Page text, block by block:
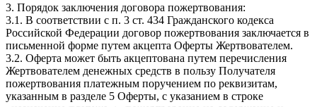
3. Порядок заключения договора пожертвования:
3.1. В соответствии с п. 3 ст. 434 Гражданского кодекса
Российской Федерации договор пожертвования заключается в
письменной форме путем акцепта Оферты Жертвователем.
3.2. Оферта может быть акцептована путем перечисления
Жертвователем денежных средств в пользу Получателя
пожертвования платежным поручением по реквизитам,
указанным в разделе 5 Оферты, с указанием в строке